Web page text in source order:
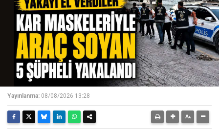
Yayınlanma: 08/08/2026 13:28